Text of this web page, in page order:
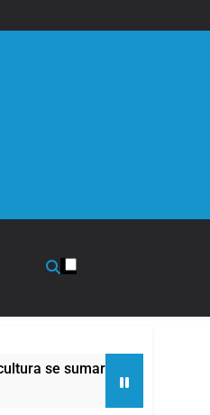
sumaron a la marcha frente